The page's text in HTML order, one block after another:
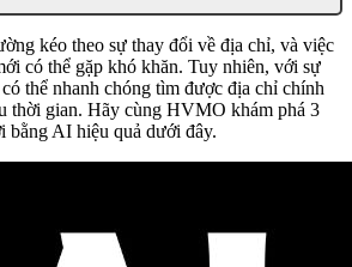
kéo theo sự thay đổi về địa chỉ, và việc
có thể gặp khó khăn. Tuy nhiên, với sự
có thể nhanh chóng tìm được địa chỉ chính
thời gian. Hãy cùng HVMO khám phá 3
bằng AI hiệu quả dưới đây.